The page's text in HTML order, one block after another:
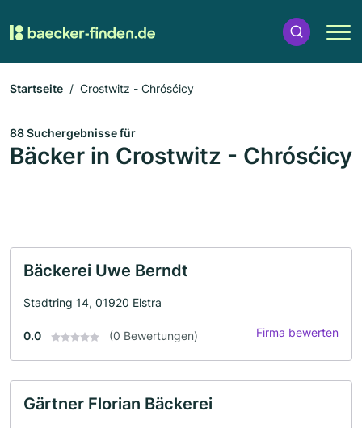
Startseite Crostwitz - Chrósćicy
88 Suchergebnisse für
Bäcker in Crostwitz - Chrósćicy
Bäckerei Uwe Berndt
Stadtring 14, 01920 Elstra
0.0 (0 Bewertungen) Firma bewerten
Gärtner Florian Bäckerei